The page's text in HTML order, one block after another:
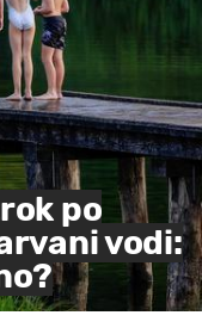
po
vodi: